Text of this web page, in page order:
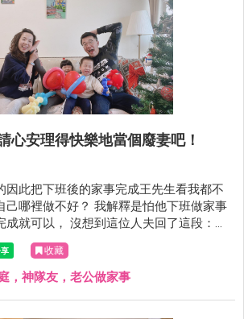
心安理得快樂地當個廢妻吧！
因此把下班後的家事完成王先生看我都不
己哪裡做不好？ 我解釋是怕他下班做家事
成就可以， 沒想到這位人夫回了這段：
的時候，一樣要下班煮飯、洗碗、洗衣、
因為回來台灣有老婆在，就覺得這些應該
是這段！讓我打從心裡覺得王先生好帥！
收藏
，神隊友，老公做家事